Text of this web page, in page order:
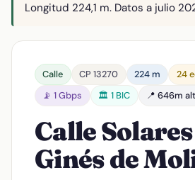
Longitud 224,1 m. Datos a julio
Calle CP 13270 224 m
24
📡 1 Gbps
🏛️ 1 BIC 📍 646m
Calle
Ginés de